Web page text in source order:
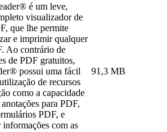
é um leve,
visualizador de
que lhe permite
e imprimir qualquer
Ao contrário de
de PDF gratuitos,
possui uma fácil
de recursos
como a capacidade
para PDF,
PDF, e
com as
91,3 MB